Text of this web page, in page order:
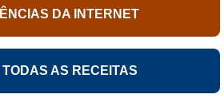
DA INTERNET
AS RECEITAS